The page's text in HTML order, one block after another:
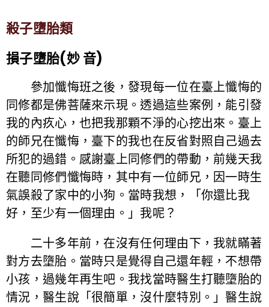
殺子墮胎類
損子墮胎(妙 音)
參加懺悔班之後，發現每一位在臺上懺悔的
同修都是佛菩薩來示現。透過這些案例，能引發
我的內疚心，也把我那顆不淨的心挖出來。臺上
的師兄在懺悔，臺下的我也在反省對照自己過去
所犯的過錯。感謝臺上同修們的帶動，前幾天我
在聽同修們懺悔時，其中有一位師兄，因一時生
氣誤殺了家中的小狗。當時我想，「你還比我
好，至少有一個理由。」我呢？
二十多年前，在沒有任何理由下，我就瞞著
對方去墮胎。當時只是覺得自己還年輕，不想帶
小孩，過幾年再生吧。我找當時醫生打聽墮胎的
情況，醫生說「很簡單，沒什麼特別。」醫生說